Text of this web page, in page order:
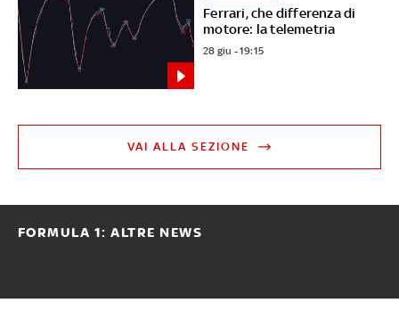
Ferrari, che differenza di
motore: la telemetria
28 giu - 19:15
VAI ALLA SEZIONE
FORMULA 1: ALTRE NEWS